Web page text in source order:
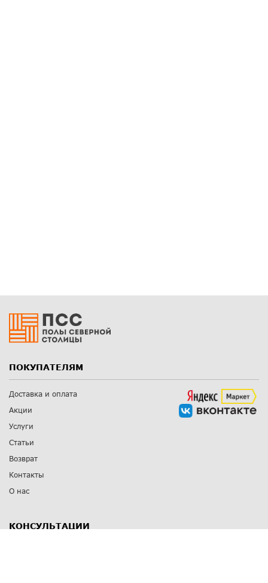
ПОКУПАТЕЛЯМ
Доставка и оплата
Акции
Услуги
Статьи
Возврат
Контакты
О нас
КОНСУЛЬТАЦИИ